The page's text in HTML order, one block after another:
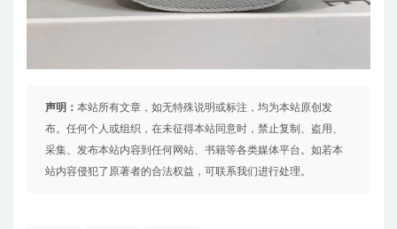
声明： 本站所有文章，如无特殊说明或标注，均为本站原创发
布。任何个人或组织，在未征得本站同意时，禁止复制、盗用、
采集、发布本站内容到任何网站、书籍等各类媒体平台。如若本
站内容侵犯了原著者的合法权益，可联系我们进行处理。